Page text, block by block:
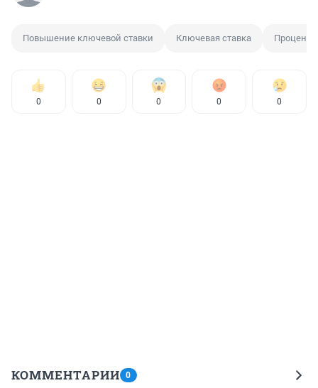
Повышение ключевой ставки Ключевая ставка
0 0 0 0 0
КОММЕНТАРИИ 0